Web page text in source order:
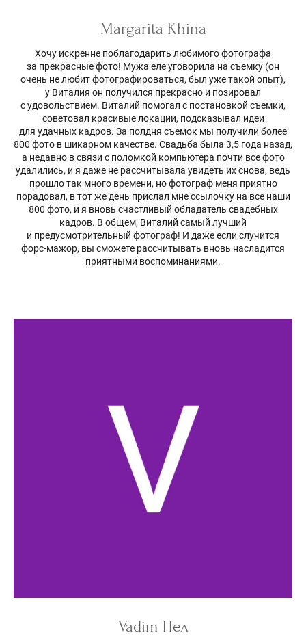
Margarita Khina
Хочу искренне поблагодарить любимого фотографа
за прекрасные фото! Мужа еле уговорила на съемку (он
очень не любит фотографироваться, был уже такой опыт),
у Виталия он получился прекрасно и позировал
с удовольствием. Виталий помогал с постановкой съемки,
советовал красивые локации, подсказывал идеи
для удачных кадров. За полдня съемок мы получили более
800 фото в шикарном качестве. Свадьба была 3,5 года назад,
а недавно в связи с поломкой компьютера почти все фото
удалились, и я даже не рассчитывала увидеть их снова, ведь
прошло так много времени, но фотограф меня приятно
порадовал, в тот же день прислал мне ссылочку на все наши
800 фото, и я вновь счастливый обладатель свадебных
кадров. В общем, Виталий самый лучший
и предусмотрительный фотограф! И даже если случится
форс-мажор, вы сможете рассчитывать вновь насладится
приятными воспоминаниями.
Vadim Пел